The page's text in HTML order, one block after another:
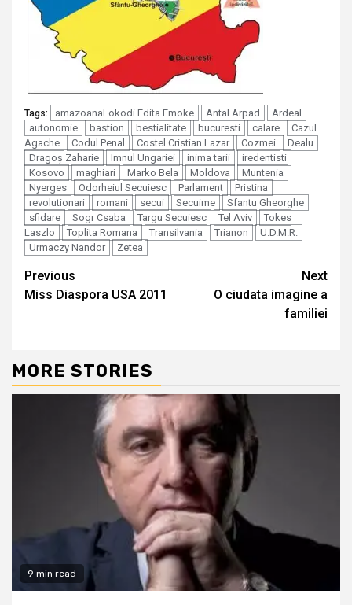
Tags: amazoanaLokodi Edita Emoke Antal Arpad
Ardeal
autonomie
bastion bestialitate bucuresti calare
Cazul
Agache
Codul Penal Costel Cristian Lazar Cozmei
Dealu
Dragoș Zaharie
Imnul Ungariei inima tarii
iredentisti
Kosovo
maghiari Marko Bela Moldova
Muntenia
Nyerges
Odorheiul Secuiesc Parlament
Pristina
revolutionari
romani secui Secuime
Sfantu Gheorghe
sfidare
Sogr Csaba Targu Secuiesc Tel Aviv
Tokes
Laszlo
Toplita Romana Transilvania Trianon
U.D.M.R.
Urmaczy Nandor
Zetea
Continue
Reading
Previous
Miss Diaspora USA 2011
Next
O ciudata imagine a
familiei
MORE STORIES
9 min read